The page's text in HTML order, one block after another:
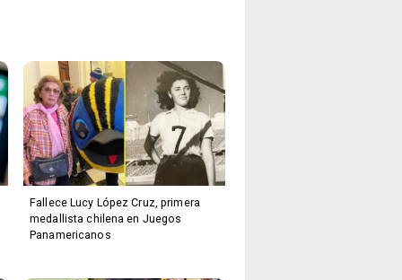
Fallece Lucy López Cruz, primera
medallista chilena en Juegos
Panamericanos